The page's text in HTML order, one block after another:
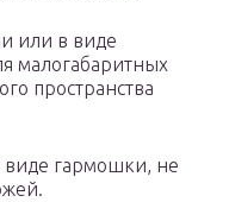
или в виде
малогабаритных
пространства
гармошки, не